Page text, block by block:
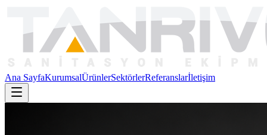
Ana SayfaKurumsalÜrünlerSektörlerReferanslarİletişim